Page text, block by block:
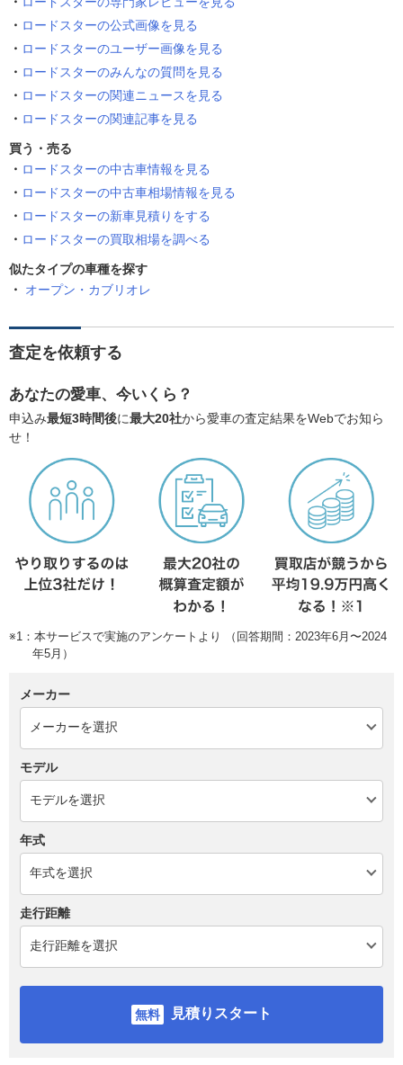
ロードスターの公式画像を見る
ロードスターのユーザー画像を見る
ロードスターのみんなの質問を見る
ロードスターの関連ニュースを見る
ロードスターの関連記事を見る
買う・売る
ロードスターの中古車情報を見る
ロードスターの中古車相場情報を見る
ロードスターの新車見積りをする
ロードスターの買取相場を調べる
似たタイプの車種を探す
オープン・カブリオレ
査定を依頼する
あなたの愛車、今いくら？
申込み最短3時間後に最大20社から愛車の査定結果をWebでお知ら
せ！
※1：本サービスで実施のアンケートより （回答期間：2023年6月〜2024
年5月）
メーカー
モデル
年式
走行距離
見積りスタート